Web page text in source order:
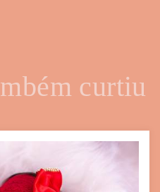
curtiu